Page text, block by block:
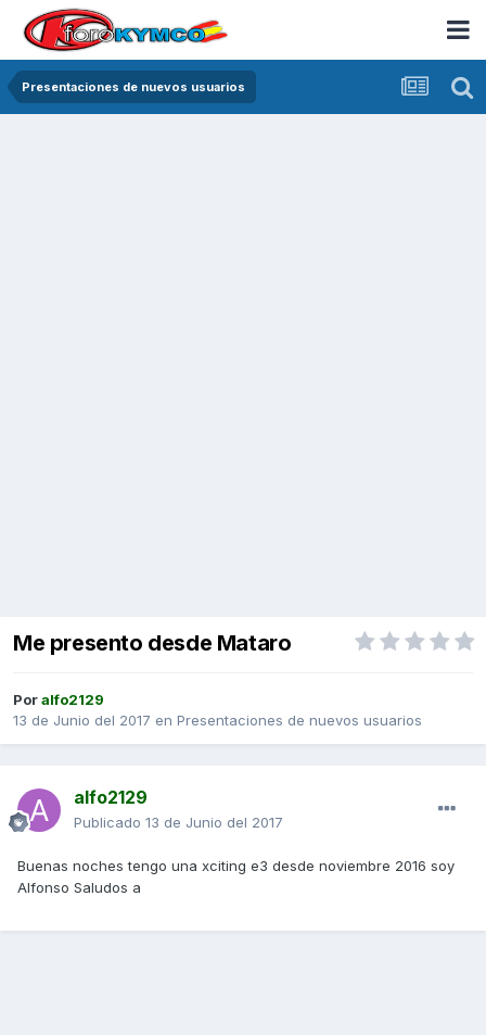
Presentaciones de nuevos usuarios
Me presento desde Mataro
Poralfo2129
13 de Junio del 2017 en Presentaciones de nuevos usuarios
alfo2129
Publicado 13 de Junio del 2017
Buenas noches tengo una xciting e3 desde noviembre 2016 soy
Alfonso Saludos a